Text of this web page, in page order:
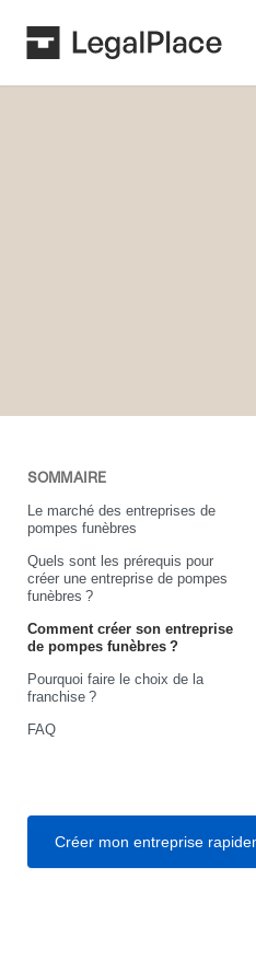
SOMMAIRE
Le marché des entreprises de
pompes funèbres
Quels sont les prérequis pour
créer une entreprise de pompes
funèbres ?
Comment créer son entreprise
de pompes funèbres ?
Pourquoi faire le choix de la
franchise ?
FAQ
Créer mon entreprise